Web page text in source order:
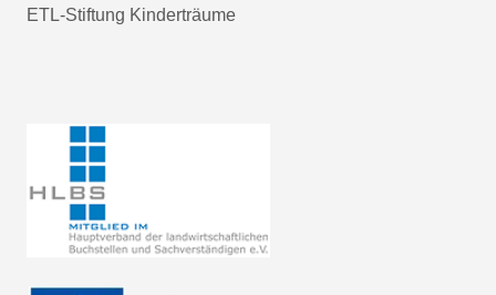
ETL-Stiftung Kinderträume